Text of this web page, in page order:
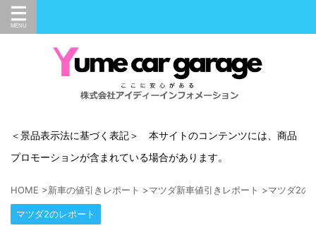
＜景品表示法に基づく表記＞ 本サイトのコンテンツには、商品
プロモーションが含まれている場合があります。
HOME >新車の値引きレポート >マツダ新車値引きレポート >マツダ2の
マツダ2のレポート